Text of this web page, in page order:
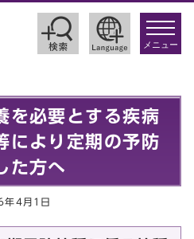
toggle
メニュー
を必要とする疾病
により定期の予防
た方へ
年4月1日